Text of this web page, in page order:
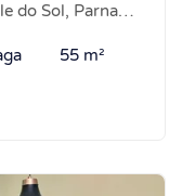
Parnamirim-RN
55 m²